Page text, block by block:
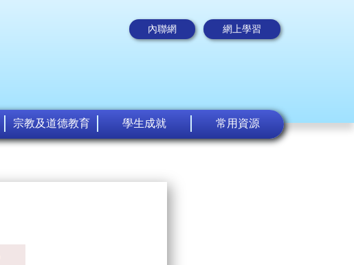
內聯網 網上學習
宗教及道德教育 學生成就 常用資源